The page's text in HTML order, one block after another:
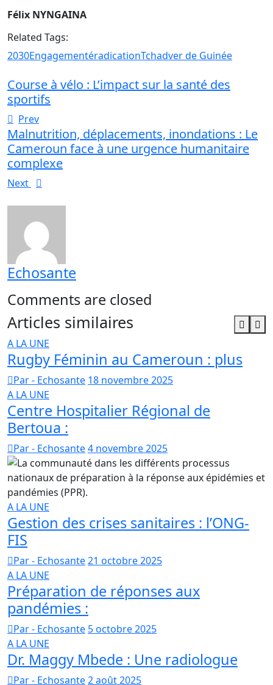
Félix NYNGAINA
Related Tags:
2030EngagementéradicationTchadver de Guinée
Course à vélo : L’impact sur la santé des
sportifs
Prev
Malnutrition, déplacements, inondations : Le
Cameroun face à une urgence humanitaire
complexe
Next
Echosante
Comments are closed
Articles similaires
A LA UNE
Rugby Féminin au Cameroun : plus
Par - Echosante 18 novembre 2025
A LA UNE
Centre Hospitalier Régional de
Bertoua :
Par - Echosante4 novembre 2025
A LA UNE
Gestion des crises sanitaires : l’ONG-
FIS
Par - Echosante21 octobre 2025
A LA UNE
Préparation de réponses aux
pandémies :
Par - Echosante 5 octobre 2025
A LA UNE
Dr. Maggy Mbede : Une radiologue
Par - Echosante2 août 2025